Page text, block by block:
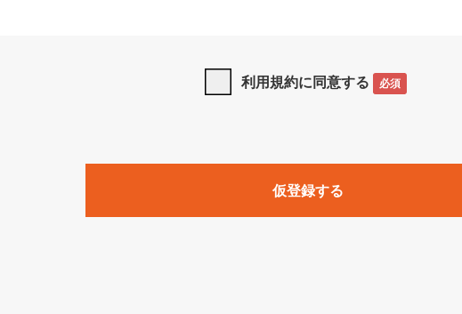
は、本規約の規定が優先して適用されるものとします。
1. 「本サービス」とは、当社が提供する以下のサービス（名称や内容が変更された
みます）及びこれらサービスに関連して当社が実施するイベントやキャンペーンを
「SEBook」「SEShop」「CodeZine」「MarkeZine」「EnterpriseZine」「ECzine
利用規約に同意する 必須
仮登録する